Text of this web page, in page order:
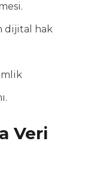
dijital hak
Veri